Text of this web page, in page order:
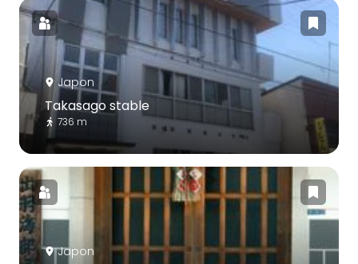
Japon
Takasago stable
736 m
Japon